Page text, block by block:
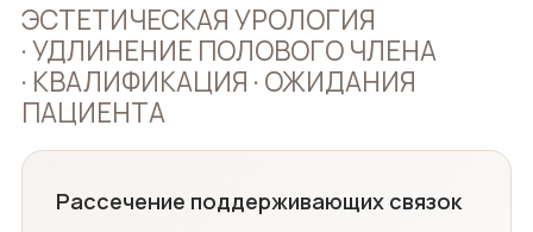
ЭСТЕТИЧЕСКАЯ УРОЛОГИЯ
· УДЛИНЕНИЕ ПОЛОВОГО ЧЛЕНА
· КВАЛИФИКАЦИЯ · ОЖИДАНИЯ
ПАЦИЕНТА
Рассечение поддерживающих связок